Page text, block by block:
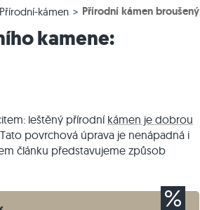
Dlažební kostky vápenec
Dlažební kostky křemenec
Zdicí kámen travertin
Zdicí kámen křemenec
Přírodní-kámen Přírodní kámen broušený
kamene:
leštěný přírodní kámen je dobrou
povrchová úprava je nenápadná i
článku představujeme způsob